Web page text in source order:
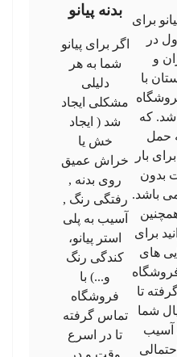
برای
در
و
با
که
حمل
بار
بدون
باشد.
برای
های
تا
شما
آسیب
بدنه پیانو
اگر برای پیانو
شما به هر
دلیلی
مشکلی ایجاد
شد ( ایجاد
خش یا
خراش عمیق
روی بدنه ,
رفتگی رنگ ,
آسیب به پلی
استر پیانو،
کندگی رنگ
و...) با
فروشگاه
تماس گرفته
تا در اسرع
وقت و در